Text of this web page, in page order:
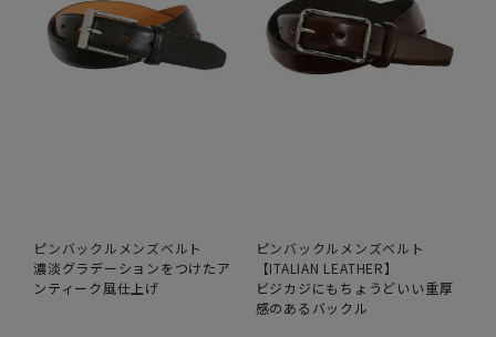
ピンバックルメンズベルト
濃淡グラデーションをつけたア
ンティーク風仕上げ
ピンバックルメンズベルト
【ITALIAN LEATHER】
ビジカジにもちょうどいい重厚
感のあるバックル